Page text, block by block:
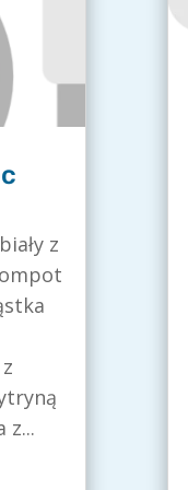
z
z...